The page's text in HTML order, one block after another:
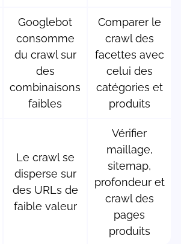
Googlebot
consomme
du crawl sur
des
combinaisons
faibles
Comparer le
crawl des
facettes avec
celui des
catégories et
produits
Le crawl se
disperse sur
des URLs de
faible valeur
Vérifier
maillage,
sitemap,
profondeur et
crawl des
pages
produits